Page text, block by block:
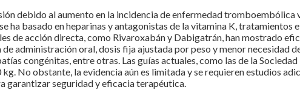
debido al aumento en la incidencia de enfermedad
ha basado en heparinas y antagonistas de la vitamina K,
de acción directa, como Rivaroxabán y Dabigatrán, han mostrado
administración oral, dosis fija ajustada por peso y menor
congénitas, entre otras. Las guías actuales, como las de la
No obstante, la evidencia aún es limitada y se requieren estudios
garantizar seguridad y eficacia terapéutica.